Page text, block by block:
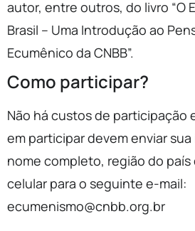
autor, entre outros, do livro “O
Brasil – Uma Introdução ao
Ecumênico da CNBB”.
Como participar?
Não há custos de participação
em participar devem enviar
nome completo, região do
celular para o seguinte e-mail:
ecumenismo@cnbb.org.br